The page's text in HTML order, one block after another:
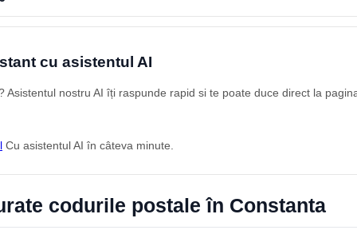
cu asistentul AI
Asistentul nostru AI îți raspunde rapid si te poate duce direct la
Cu asistentul AI în câteva minute.
codurile postale în Constanta